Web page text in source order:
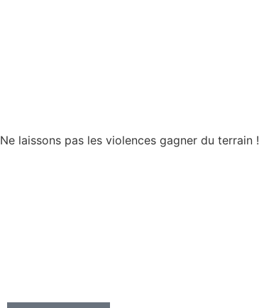
Ne laissons pas les violences gagner du terrain !